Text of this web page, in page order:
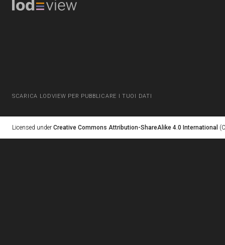
SCARICA LODVIEW PER PUBBLICARE I TUOI DATI
Licensed under Creative Commons Attribution-ShareAlike 4.0 International